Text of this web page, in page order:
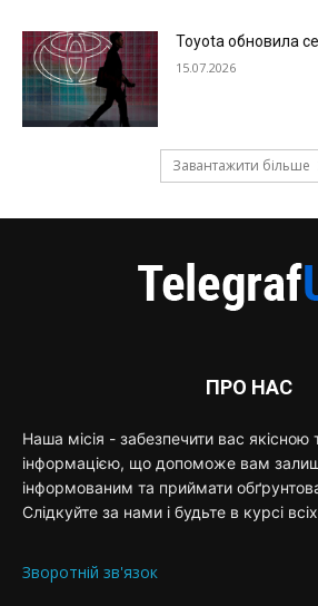
Toyota обновила
15.07.2026
Завантажити більше
ПРО НАС
Наша місія - забезпечити вас
інформацією, що допоможе вам
інформованим та приймати
Слідкуйте за нами і будьте в курсі
Зворотній зв'язок